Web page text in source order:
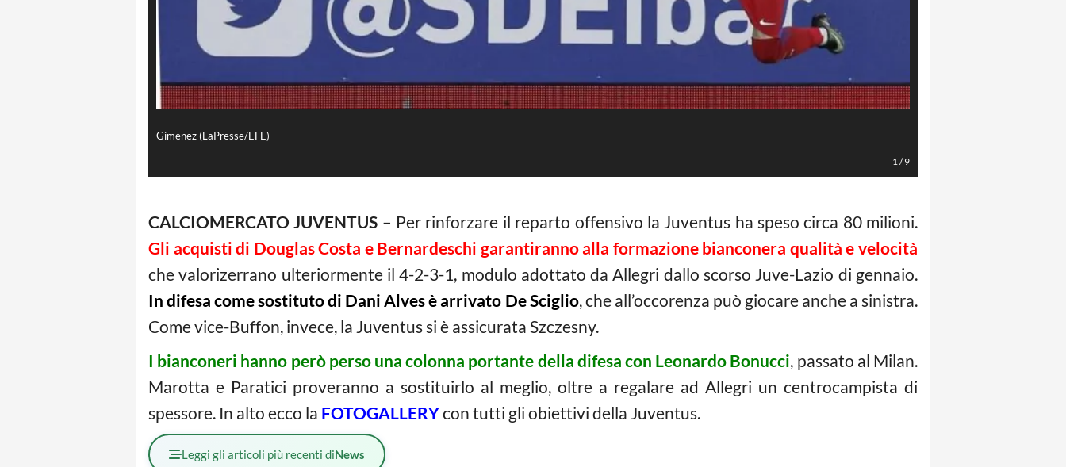
Gimenez (LaPresse/EFE)
1/9
CALCIOMERCATO JUVENTUS – Per rinforzare il reparto offensivo la Juventus ha speso circa 80 milioni.
Gli acquisti di Douglas Costa e Bernardeschi garantiranno alla formazione bianconera qualità e velocità
che valorizerrano ulteriormente il 4-2-3-1, modulo adottato da Allegri dallo scorso Juve-Lazio di gennaio.
In difesa come sostituto di Dani Alves è arrivato De Sciglio, che all’occorenza può giocare anche a sinistra.
Come vice-Buffon, invece, la Juventus si è assicurata Szczesny.
I bianconeri hanno però perso una colonna portante della difesa con Leonardo Bonucci, passato al Milan.
Marotta e Paratici proveranno a sostituirlo al meglio, oltre a regalare ad Allegri un centrocampista di
spessore. In alto ecco la FOTOGALLERYcon tutti gli obiettivi della Juventus.
Leggi gli articoli più recenti diNews